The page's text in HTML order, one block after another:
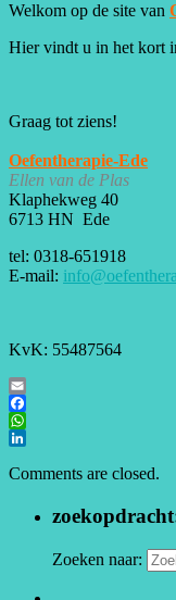
Welkom op de site van
Hier vindt u in het kort
Graag tot ziens!
Oefentherapie-Ede
Ellen van de Plas
Klaphekweg 40
6713 HN Ede
tel: 0318-651918
E-mail:
KvK: 55487564
Email
Facebook
WhatsApp
Comments are closed.
Zoeken naar: